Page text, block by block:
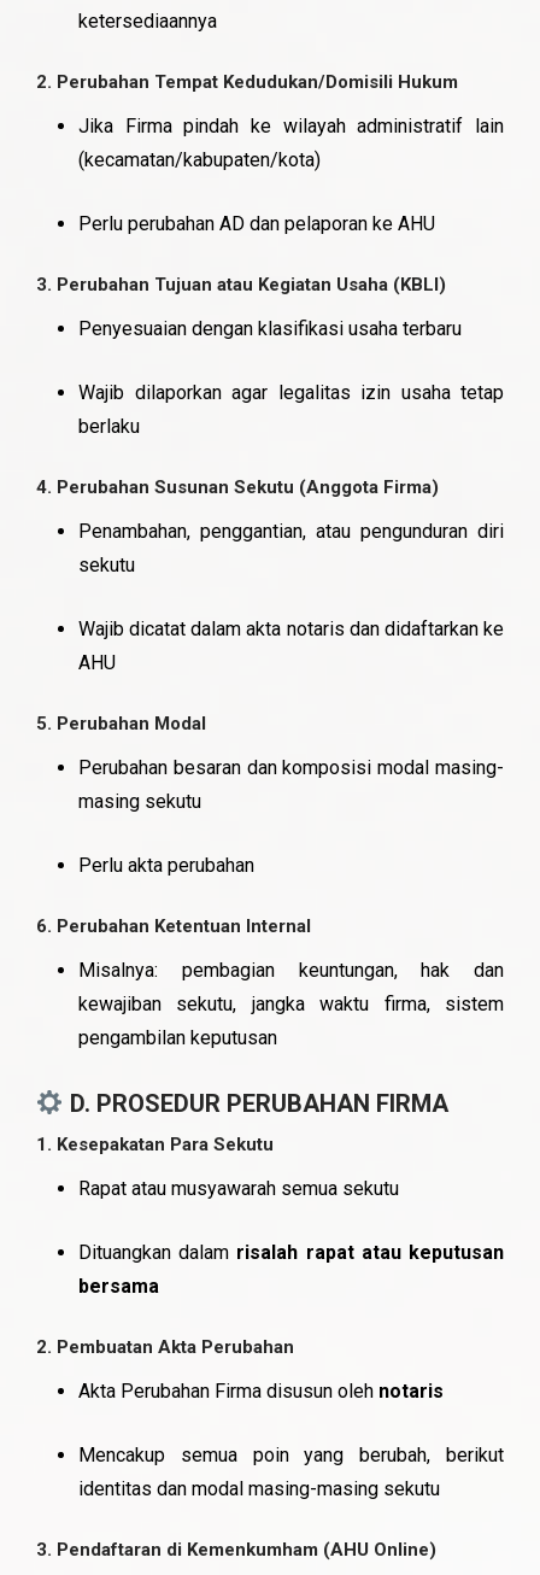
ketersediaannya
2. Perubahan Tempat Kedudukan/Domisili Hukum
Jika Firma pindah ke wilayah administratif lain
(kecamatan/kabupaten/kota)
Perlu perubahan AD dan pelaporan ke AHU
3. Perubahan Tujuan atau Kegiatan Usaha (KBLI)
Penyesuaian dengan klasifikasi usaha terbaru
Wajib dilaporkan agar legalitas izin usaha tetap
berlaku
4. Perubahan Susunan Sekutu (Anggota Firma)
Penambahan, penggantian, atau pengunduran diri
sekutu
Wajib dicatat dalam akta notaris dan didaftarkan ke
AHU
5. Perubahan Modal
Perubahan besaran dan komposisi modal masing-
masing sekutu
Perlu akta perubahan
6. Perubahan Ketentuan Internal
Misalnya: pembagian keuntungan, hak dan
kewajiban sekutu, jangka waktu firma, sistem
pengambilan keputusan
D. PROSEDUR PERUBAHAN FIRMA
1. Kesepakatan Para Sekutu
Rapat atau musyawarah semua sekutu
Dituangkan dalam risalah rapat atau keputusan
bersama
2. Pembuatan Akta Perubahan
Akta Perubahan Firma disusun oleh notaris
Mencakup semua poin yang berubah, berikut
identitas dan modal masing-masing sekutu
3. Pendaftaran di Kemenkumham (AHU Online)